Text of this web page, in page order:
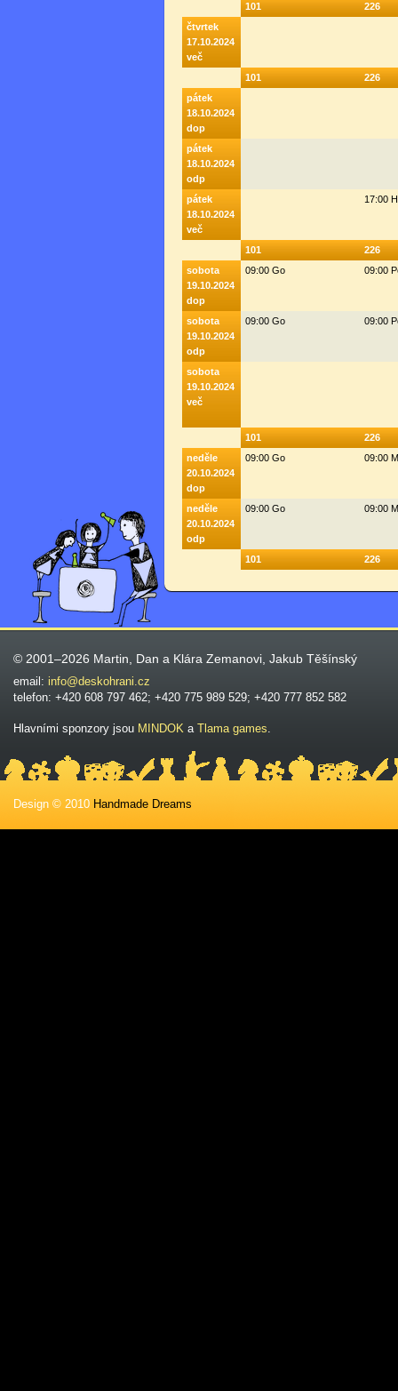
101
226
čtvrtek
17.10.2024
več
101
226
pátek
18.10.2024
dop
pátek
18.10.2024
odp
pátek
18.10.2024
več
17:00
101
226
sobota
19.10.2024
dop
09:00 Go 09:00
sobota
19.10.2024
odp
09:00 Go 09:00
sobota
19.10.2024
več
101
226
neděle
20.10.2024
dop
09:00 Go 09:00
neděle
20.10.2024
odp
09:00 Go 09:00
101 226
© 2001–2026 Martin, Dan a Klára Zemanovi, Jakub Těšínský
email: info@deskohrani.cz
telefon: +420 608 797 462; +420 775 989 529; +420 777 852 582
Hlavními sponzory jsou MINDOK a Tlama games.
Design © 2010 Handmade Dreams